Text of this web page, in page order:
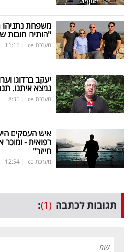
משפחת
"הותירו חובות
מערכת ice |
11:15
נמצא איתנו.
מערכת ice |
8:35
איש העסקים
רפואית -
חייזר"
מערכת ice |
12:54
תגובות לכתבה (1)
: